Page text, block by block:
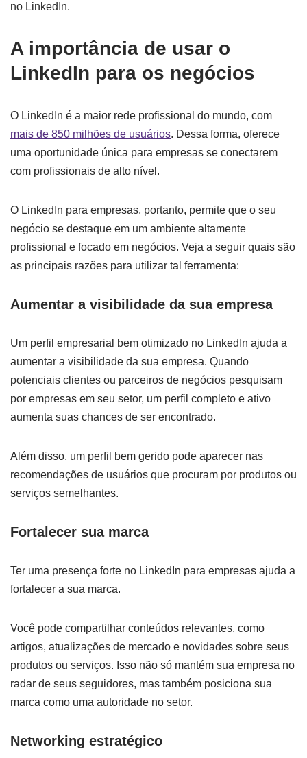
no LinkedIn.
A importância de usar o
LinkedIn para os negócios
O LinkedIn é a maior rede profissional do mundo, com
mais de 850 milhões de usuários. Dessa forma, oferece
uma oportunidade única para empresas se conectarem
com profissionais de alto nível.
O LinkedIn para empresas, portanto, permite que o seu
negócio se destaque em um ambiente altamente
profissional e focado em negócios. Veja a seguir quais são
as principais razões para utilizar tal ferramenta:
Aumentar a visibilidade da sua empresa
Um perfil empresarial bem otimizado no LinkedIn ajuda a
aumentar a visibilidade da sua empresa. Quando
potenciais clientes ou parceiros de negócios pesquisam
por empresas em seu setor, um perfil completo e ativo
aumenta suas chances de ser encontrado.
Além disso, um perfil bem gerido pode aparecer nas
recomendações de usuários que procuram por produtos ou
serviços semelhantes.
Fortalecer sua marca
Ter uma presença forte no LinkedIn para empresas ajuda a
fortalecer a sua marca.
Você pode compartilhar conteúdos relevantes, como
artigos, atualizações de mercado e novidades sobre seus
produtos ou serviços. Isso não só mantém sua empresa no
radar de seus seguidores, mas também posiciona sua
marca como uma autoridade no setor.
Networking estratégico